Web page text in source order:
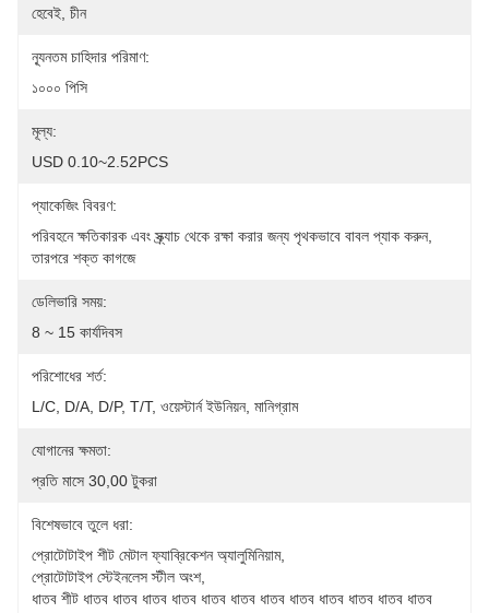
হেবেই, চীন
ন্যূনতম চাহিদার পরিমাণ:
১০০০ পিসি
মূল্য:
USD 0.10~2.52PCS
প্যাকেজিং বিবরণ:
পরিবহনে ক্ষতিকারক এবং স্ক্র্যাচ থেকে রক্ষা করার জন্য পৃথকভাবে বাবল প্যাক করুন,
তারপরে শক্ত কাগজে
ডেলিভারি সময়:
8 ~ 15 কার্যদিবস
পরিশোধের শর্ত:
L/C, D/A, D/P, T/T, ওয়েস্টার্ন ইউনিয়ন, মানিগ্রাম
যোগানের ক্ষমতা:
প্রতি মাসে 30,00 টুকরা
বিশেষভাবে তুলে ধরা:
প্রোটোটাইপ শীট মেটাল ফ্যাব্রিকেশন অ্যালুমিনিয়াম,
প্রোটোটাইপ স্টেইনলেস স্টীল অংশ,
ধাতব শীট ধাতব ধাতব ধাতব ধাতব ধাতব ধাতব ধাতব ধাতব ধাতব ধাতব ধাতব ধাতব